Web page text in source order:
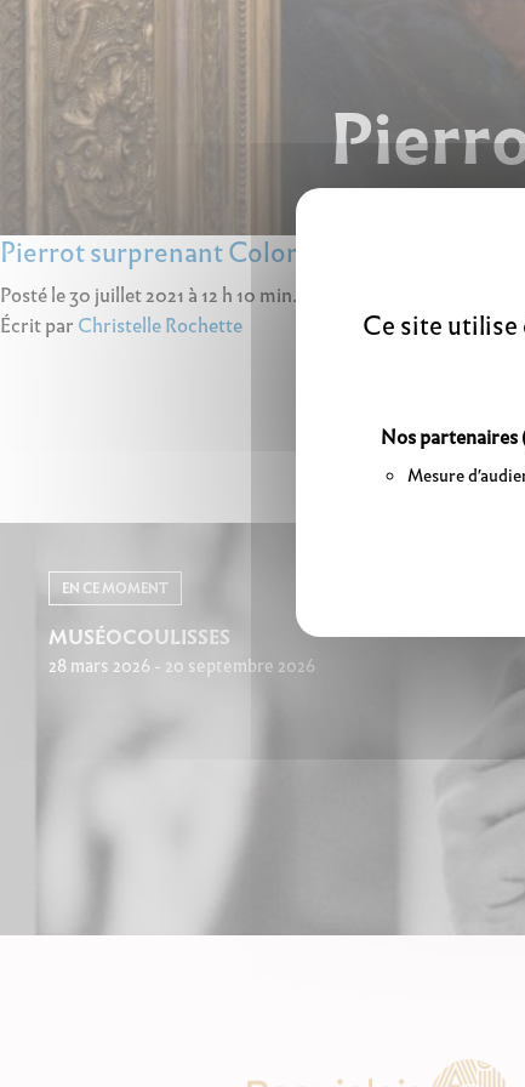
Ce site utilise
Nos partenaires
Mesure
Pierrot surprenant Colombine
Posté le 30 juillet 2021 à 12 h 10 min.
Écrit par Christelle Rochette
EN CE MOMENT
MUSÉOCOULISSES
28 mars 2026 - 20 septembre 2026